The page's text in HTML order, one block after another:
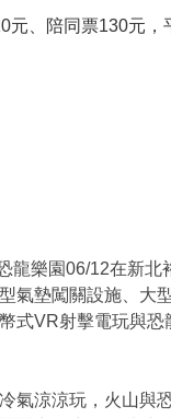
元、陪同票130元，
龍樂園06/12在新北
氣墊闖關設施、大
式VR射擊電玩與恐
氣涼涼玩，火山與